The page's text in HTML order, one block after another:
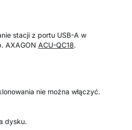
stacji z portu USB-A w
AXAGON ACU-QC18.
nie można włączyć.
dysku.